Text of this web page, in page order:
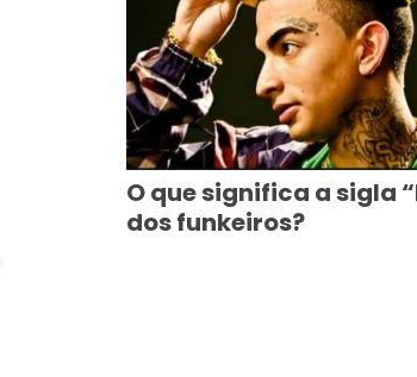
O que significa a sigla
dos funkeiros?